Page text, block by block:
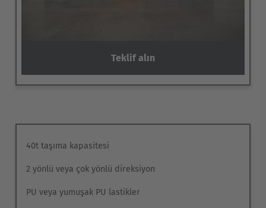
Teklif alın
40t taşıma kapasitesi
2 yönlü veya çok yönlü direksiyon
PU veya yumuşak PU lastikler